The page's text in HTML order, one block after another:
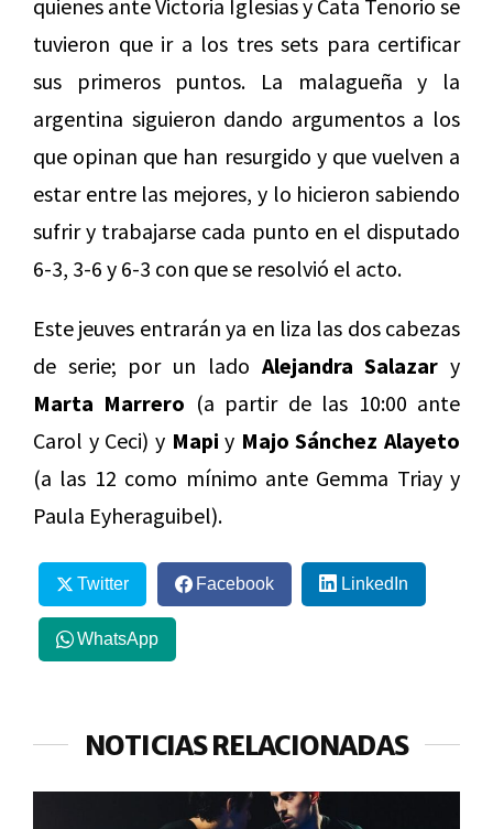
quienes ante Victoria Iglesias y Cata Tenorio se
tuvieron que ir a los tres sets para certificar
sus primeros puntos. La malagueña y la
argentina siguieron dando argumentos a los
que opinan que han resurgido y que vuelven a
estar entre las mejores, y lo hicieron sabiendo
sufrir y trabajarse cada punto en el disputado
6-3, 3-6 y 6-3 con que se resolvió el acto.
Este jeuves entrarán ya en liza las dos cabezas
de serie; por un lado Alejandra Salazar y
Marta Marrero (a partir de las 10:00 ante
Carol y Ceci) y Mapi y Majo Sánchez Alayeto
(a las 12 como mínimo ante Gemma Triay y
Paula Eyheraguibel).
Twitter Facebook LinkedIn
WhatsApp
NOTICIAS RELACIONADAS